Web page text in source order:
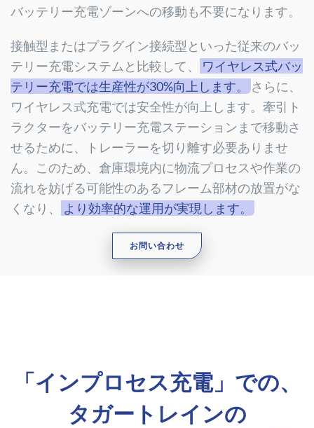
バッテリー充電ゾーンへの移動も不要になります。
接触型またはプラグイン接続型といった従来のバッ
テリー充電システムと比較して、
ワイヤレス式バッ
テリー充電では生産性が30%向上します。
さらに、
ワイヤレス式充電では安全性が向上します。牽引ト
ラクターをバッテリー充電ステーションまで移動さ
せるために、トレーラーを切り離す必要ありませ
ん。このため、倉庫環境内に物流プロセスや作業の
流れを妨げる可能性のあるフレーム部材の放置がな
くなり、
より効率的な運用が実現します。
お問い合わせ
「インプロセス充電」での、
タガートレインの